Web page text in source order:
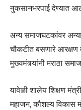
नुकसानभरपाई देण्यात
अन्य समाजघटकांवर
चौकटीत बसणारे आरक्षण
मुख्यमंत्र्यांनी मराठा
यावेळी शालेय शिक्षण
महाजन, कौशल्य विकास